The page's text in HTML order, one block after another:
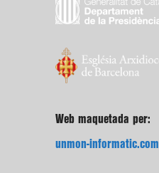
Web maquetada per:
unmon-informatic.com